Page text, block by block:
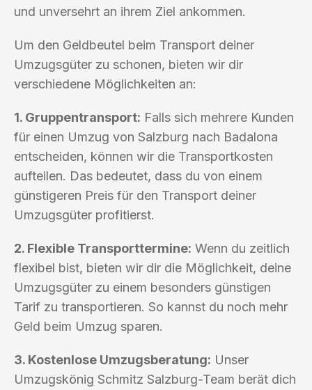
und unversehrt an ihrem Ziel ankommen.
Um den Geldbeutel beim Transport deiner
Umzugsgüter zu schonen, bieten wir dir
verschiedene Möglichkeiten an:
1. Gruppentransport: Falls sich mehrere Kunden
für einen Umzug von Salzburg nach Badalona
entscheiden, können wir die Transportkosten
aufteilen. Das bedeutet, dass du von einem
günstigeren Preis für den Transport deiner
Umzugsgüter profitierst.
2. Flexible Transporttermine: Wenn du zeitlich
flexibel bist, bieten wir dir die Möglichkeit, deine
Umzugsgüter zu einem besonders günstigen
Tarif zu transportieren. So kannst du noch mehr
Geld beim Umzug sparen.
3. Kostenlose Umzugsberatung: Unser
Umzugskönig Schmitz Salzburg-Team berät dich